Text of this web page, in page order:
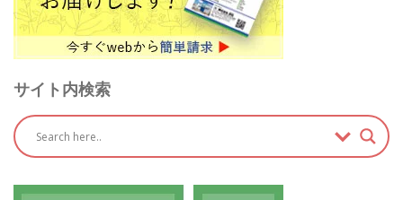
サイト内検索